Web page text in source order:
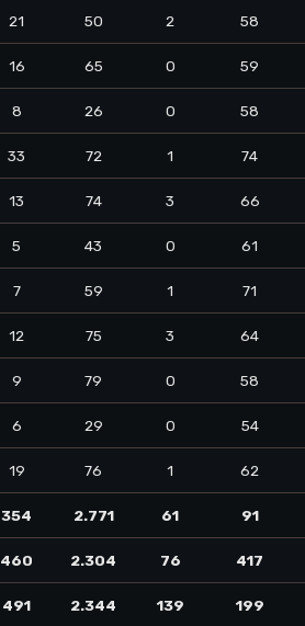
21 50 2
58
16 65 0
59
8 26 0
58
33 72 1
74
13 74 3
66
5 43 0
61
7 59 1
71
12 75 3
64
9 79 0
58
6 29 0
54
19 76 1
62
354 2.771 61
91
460 2.304 76
417
491 2.344 139
199